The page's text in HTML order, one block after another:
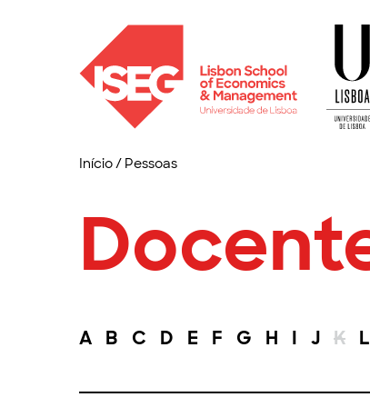
Início/ Pessoas
A B C D E F G H I J K L